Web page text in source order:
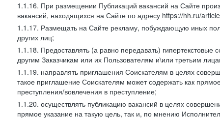
1.1.16. При размещении Публикаций вакансий на Сайте
вакансий, находящихся на Сайте по адресу https://hh.ru/
1.1.17. Размещать на Сайте рекламу, побуждающую иных
других лиц;
1.1.18. Предоставлять (а равно передавать)
другим Заказчикам или их Пользователям и\или третьим
1.1.19. направлять приглашения Соискателям в целях
такое приглашение Соискателям может содержать как
преступления/вовлечения в преступление;
1.1.20. осуществлять публикацию вакансий в целях
прямое указание на такую цель, так и, по мнению